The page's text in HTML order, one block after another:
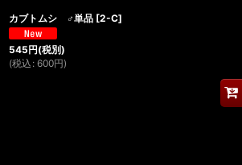
カブトムシ ♂単品 [2-C]
545円(税別)
(税込 : 600円)